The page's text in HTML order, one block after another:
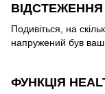
Подивіться, на
напружений був ваш
ФУНКЦІЯ